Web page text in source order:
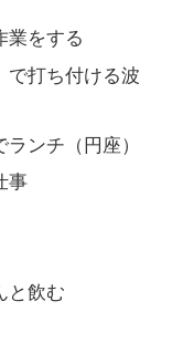
業をする
で打ち付ける波
ンチ（円座）
事
と飲む